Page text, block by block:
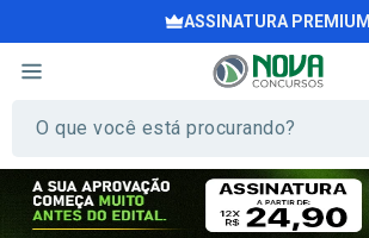
ASSINATURA PREMIUM